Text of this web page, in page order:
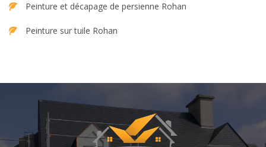
Peinture et décapage de persienne Rohan
Peinture sur tuile Rohan